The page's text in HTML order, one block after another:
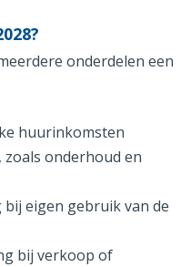
onderdelen een
huurinkomsten
onderhoud en
eigen gebruik van de
bij verkoop of